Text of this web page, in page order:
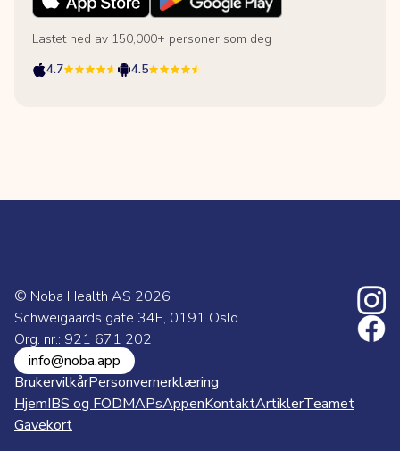
Lastet ned av 150,000+ personer som deg
4.7
4.5
© Noba Health AS 2026
Schweigaards gate 34E, 0191 Oslo
Org. nr.: 921 671 202
info@noba.app
BrukervilkårPersonvernerklæring
HjemIBS og FODMAPsAppenKontaktArtiklerTeamet
Gavekort